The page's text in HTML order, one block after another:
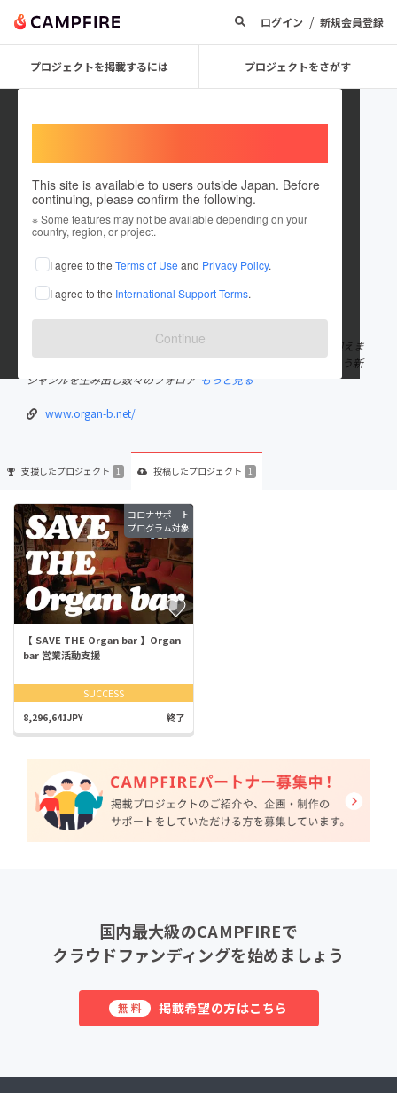
ログイン / 新規会員登録
プロジェクトを掲載するには プロジェクトをさがす
This site is available to users outside Japan. Before
continuing, please confirm the following.
※ Some features may not be available depending on your
country, region, or project.
I agree to the Terms of Use and Privacy Policy.
I agree to the International Support Terms.
Continue
Organ bar
これまでに1回支援して1件のプロジェクトを投稿しています
在住国：日本 現在地：東京都
出身国：未設定
1995年に渋谷宇田川町にオープンし、今年2020年には25周年を迎えま
す。ミックステープ「Organ b.SUITE」は「オルガンバー系」という新
ジャンルを生み出し数々のフォロア もっと見る
www.organ-b.net/
支援したプロジェクト 1 投稿したプロジェクト 1
コロナサポート
プログラム対象
【 SAVE THE Organ bar 】Organ
bar 営業活動支援
SUCCESS
8,296,641JPY 終了
国内最大級のCAMPFIREで
クラウドファンディングを始めましょう
無料 掲載希望の方はこちら